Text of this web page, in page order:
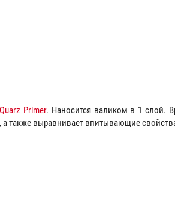
Primer. Наносится валиком в 1 слой.
а также выравнивает впитывающие